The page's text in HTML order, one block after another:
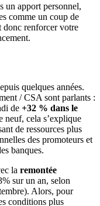
un apport personnel,
comme un coup de
donc renforcer votre
quelques années.
/ CSA sont parlants :
de +32 % dans le
neuf, cela s’explique
de ressources plus
des promoteurs et
banques.
la remontée
sur un an, selon
Alors, pour
conditions plus